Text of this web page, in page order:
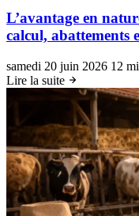
L’avantage en
calcul, abattements
samedi 20 juin 2026 12
Lire la suite